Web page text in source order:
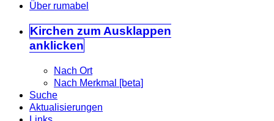
Über rumabel
Kirchen zum Ausklappen
anklicken
Nach Ort
Nach Merkmal [beta]
Suche
Aktualisierungen